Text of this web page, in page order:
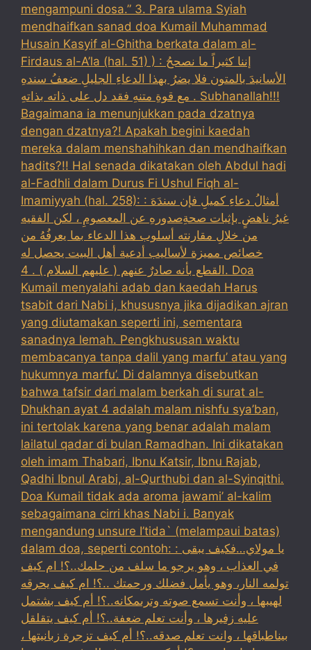
mengampuni dosa.” 3. Para ulama Syiah
mendhaifkan sanad doa Kumail Muhammad
Husain Kasyif al-Ghitha berkata dalam al-
Firdaus al-A’la (hal. 51) ) : إننا كثيراً ما نصححُ
الأسانيدَ بالمتون فلا يضرُ بهذا الدعاءِ الجليلِ ضعفُ سندهِ
مع قوةِ متنهِ فقد دل على ذاته بذاتهِ . Subhanallah!!!
Bagaimana ia menunjukkan pada dzatnya
dengan dzatnya?! Apakah begini kaedah
mereka dalam menshahihkan dan mendhaifkan
hadits?!! Hal senada dikatakan oleh Abdul hadi
al-Fadhli dalam Durus Fi Ushul Fiqh al-
Imamiyyah (hal. 258): : أمثالُ دعاءِ كميلِ فإن سندَهَ
غيرُ ناهضٍ بإثبات صحةِصدورهِ عن المعصومِ ، لكن الفقيه
من خلالِ مقارنته أسلوب هذا الدعاء بما يعرفُهُ من
خصائص مميزة لأساليب أدعية أهل البيت يحصل له
القطع بأنه صادرٌ عنهم ( عليهم السلام ) . 4. Doa
Kumail menyalahi adab dan kaedah Harus
tsabit dari Nabi i, khususnya jika dijadikan ajran
yang diutamakan seperti ini, sementara
sanadnya lemah. Pengkhususan waktu
membacanya tanpa dalil yang marfu’ atau yang
hukumnya marfu’. Di dalamnya disebutkan
bahwa tafsir dari malam berkah di surat al-
Dhukhan ayat 4 adalah malam nishfu sya’ban,
ini tertolak karena yang benar adalah malam
lailatul qadar di bulan Ramadhan. Ini dikatakan
oleh imam Thabari, Ibnu Katsir, Ibnu Rajab,
Qadhi Ibnul Arabi, al-Qurthubi dan al-Syinqithi.
Doa Kumail tidak ada aroma jawami’ al-kalim
sebagaimana cirri khas Nabi i. Banyak
mengandung unsure I’tida` (melampaui batas)
dalam doa, seperti contoh: : يا مولاي…فكيف يبقى
في العذاب ، وهو يرجو ما سلف من حلمك..؟! ام كيف
تولمه النار، وهو يأمل فضلك ورحمتك ..؟! ام كيف يحرقه
لهيبها ، وأنت تسمع صوته وترىمكانه..؟! أم كيف بشتمل
عليه زفيرها ، وأنت تعلم ضعفة..؟! أم كيف يتقلقل
بيناطباقها ، وانت تعلم صدقه..؟! أم كيف تزجرة زبانيتها ،